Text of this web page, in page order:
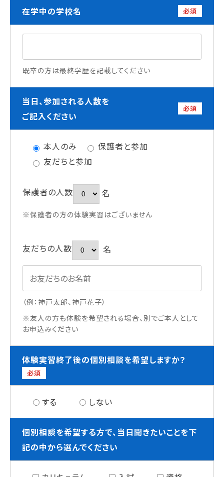
在学中の学校名 必須
既卒の方は最終学歴を記載してください
当日、参加される人数を
ご記入ください
必須
本人のみ
保護者と参加
友だちと参加
保護者の人数 名
※保護者の方の体験実習はございません
友だちの人数 名
（例：神戸太郎、神戸花子）
※友人の方も体験を希望される場合、別でご本人として
お申込みください
体験実習終了後の個別相談を希望しますか？
必須
する しない
個別相談を希望する方で、当日聞きたいことを下
記の中から選んでください